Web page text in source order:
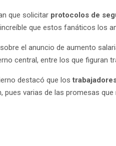
que solicitar protocolos de
que estos fanáticos los
el anuncio de aumento
central, entre los que figuran
destacó que los
pues varias de las promesas